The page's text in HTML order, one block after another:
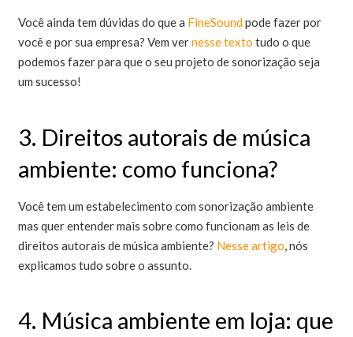
Você ainda tem dúvidas do que a FineSoundpode fazer por
você e por sua empresa? Vem vernesse texto tudo o que
podemos fazer para que o seu projeto de sonorização seja
um sucesso!
3. Direitos autorais de música
ambiente: como funciona?
Você tem um estabelecimento com sonorização ambiente
mas quer entender mais sobre como funcionam as leis de
direitos autorais de música ambiente? Nesse artigo, nós
explicamos tudo sobre o assunto.
4. Música ambiente em loja: que